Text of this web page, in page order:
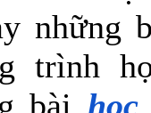
những
trình
bài